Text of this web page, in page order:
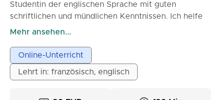
Studentin der englischen Sprache mit guten
schriftlichen und mündlichen Kenntnissen. Ich helfe
Schülern der Grundschule, weiterführenden Schulen
Verständnis, ihre mündliche Ausdrucksfähigkeit und
ihre Grammatik zu verbessern. Ich habe die
Cambridge University Diplome bis zum FCE-Niveau
Mehr ansehen...
Online-Unterricht
Lehrt in: französisch, englisch